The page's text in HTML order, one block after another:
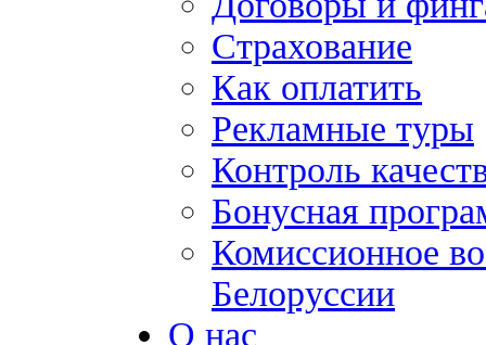
Страхование
Как оплатить
Рекламные туры
Контроль
Бонусная
Комиссионное
Белоруссии
О нас